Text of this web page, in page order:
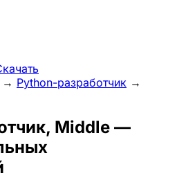
→ Python-разработчик →
, Middle —